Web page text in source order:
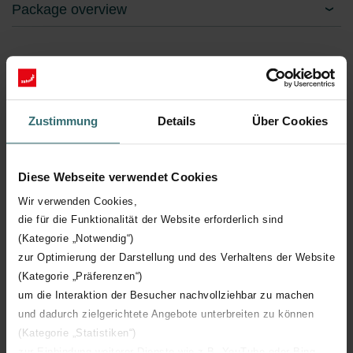
Zustimmung Details Über Cookies
Diese Webseite verwendet Cookies
Wir verwenden Cookies,
die für die Funktionalität der Website erforderlich sind
(Kategorie „Notwendig“)
zur Optimierung der Darstellung und des Verhaltens der Website
(Kategorie „Präferenzen“)
um die Interaktion der Besucher nachvollziehbar zu machen
und dadurch zielgerichtete Angebote unterbreiten zu können
(Kategorie „Statistiken“)
Package overview
20% discount on appliance filters, design cover
grilles or plate exhaust air valves
10% discount on spare parts
Order a service now